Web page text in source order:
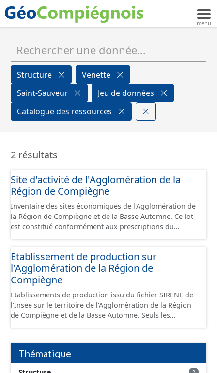
Structure
Venette
Saint-Sauveur
Jeu de données
Catalogue des ressources
2 résultats
Site d'activité de l'Agglomération de la
Région de Compiègne
Inventaire des sites économiques de l'Agglomération de
la Région de Compiègne et de la Basse Automne. Ce lot
est constitué conformément aux prescriptions du
Etablissement de production sur
l'Agglomération de la Région de
Compiègne
Etablissements de production issu du fichier SIRENE de
l'Insee sur le territoire de l'Agglomération de la Région
de Compiègne et de la Basse Automne. Seuls les
et structurés conformément aux prescriptions du
standard CNIG Sites Economiques. Ce lot ne contient pas
la référence aux terrains à vocation économique à ce
Thématique
2